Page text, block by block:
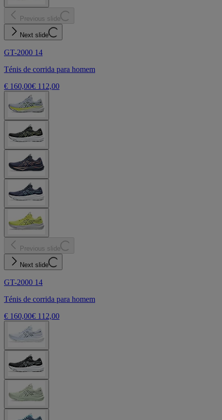
Previous slide
Next slide
GT-2000 14
Ténis de corrida para homem
€ 160,00€ 112,00
Previous slide
Next slide
GT-2000 14
Ténis de corrida para homem
€ 160,00€ 112,00